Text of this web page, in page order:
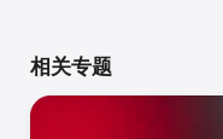
相关专题